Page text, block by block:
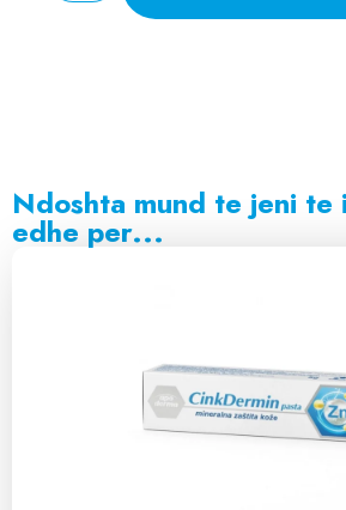
Ndoshta mund te jeni te
edhe per...